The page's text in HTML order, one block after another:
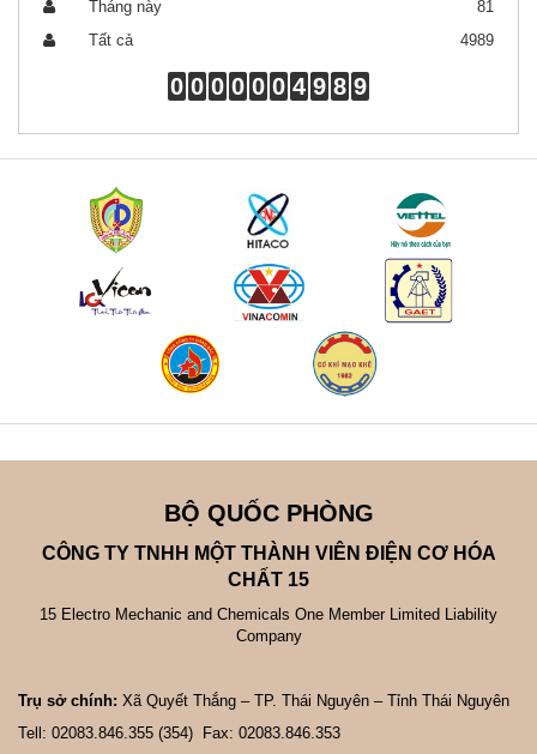
Tháng này
81
Tất cả
4989
0 0 0 0 0 0 4 9 8 9
BỘ QUỐC PHÒNG
CÔNG TY TNHH MỘT THÀNH VIÊN ĐIỆN CƠ HÓA
CHẤT 15
15 Electro Mechanic and Chemicals One Member Limited Liability
Company
Trụ sở chính: Xã Quyết Thắng – TP. Thái Nguyên – Tỉnh Thái Nguyên
Tell: 02083.846.355 (354) Fax: 02083.846.353